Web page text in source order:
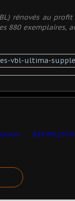
rénovés au profit
880 exemplaires,
Char Matilda II "captured" (Base Altaya & impression 3D - 1/43 - par Hervé C.) ​